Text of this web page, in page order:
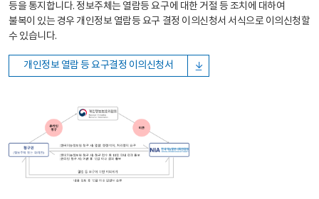
등을 통지합니다. 정보주체는 열람등 요구에 대한 거절 등 조치에 대하여
불복이 있는 경우 개인정보 열람등 요구 결정 이의신청서 서식으로 이의신청할
수 있습니다.
개인정보 열람 등 요구결정 이의신청서